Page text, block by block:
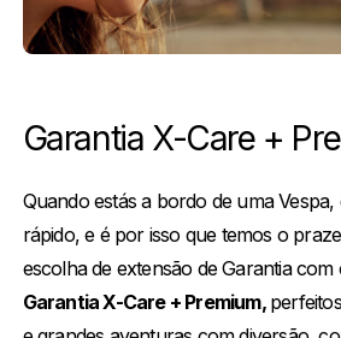
Garantia X-Care +
Quando estás a bordo de uma Vespa,
rápido, e é por isso que temos o
escolha de extensão de Garantia com
Garantia X-Care + Premium,